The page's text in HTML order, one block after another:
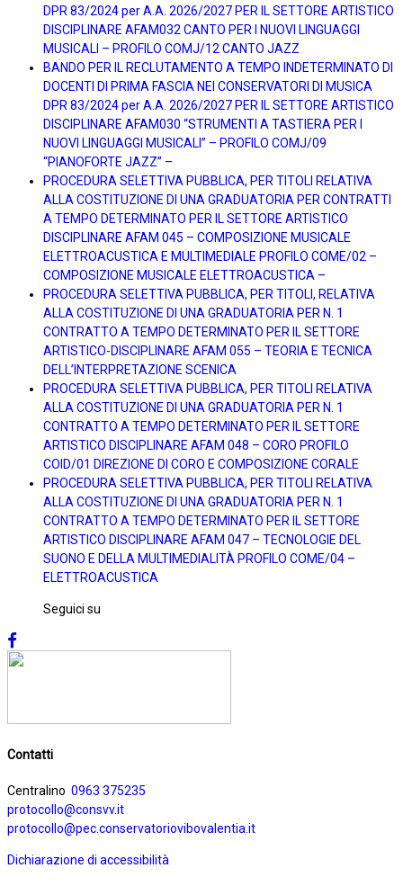
DPR 83/2024 per A.A. 2026/2027 PER IL SETTORE ARTISTICO
DISCIPLINARE AFAM032 CANTO PER I NUOVI LINGUAGGI
MUSICALI – PROFILO COMJ/12 CANTO JAZZ
BANDO PER IL RECLUTAMENTO A TEMPO INDETERMINATO DI
DOCENTI DI PRIMA FASCIA NEI CONSERVATORI DI MUSICA
DPR 83/2024 per A.A. 2026/2027 PER IL SETTORE ARTISTICO
DISCIPLINARE AFAM030 “STRUMENTI A TASTIERA PER I
NUOVI LINGUAGGI MUSICALI” – PROFILO COMJ/09
“PIANOFORTE JAZZ” –
PROCEDURA SELETTIVA PUBBLICA, PER TITOLI RELATIVA
ALLA COSTITUZIONE DI UNA GRADUATORIA PER CONTRATTI
A TEMPO DETERMINATO PER IL SETTORE ARTISTICO
DISCIPLINARE AFAM 045 – COMPOSIZIONE MUSICALE
ELETTROACUSTICA E MULTIMEDIALE PROFILO COME/02 –
COMPOSIZIONE MUSICALE ELETTROACUSTICA –
PROCEDURA SELETTIVA PUBBLICA, PER TITOLI, RELATIVA
ALLA COSTITUZIONE DI UNA GRADUATORIA PER N. 1
CONTRATTO A TEMPO DETERMINATO PER IL SETTORE
ARTISTICO-DISCIPLINARE AFAM 055 – TEORIA E TECNICA
DELL’INTERPRETAZIONE SCENICA
PROCEDURA SELETTIVA PUBBLICA, PER TITOLI RELATIVA
ALLA COSTITUZIONE DI UNA GRADUATORIA PER N. 1
CONTRATTO A TEMPO DETERMINATO PER IL SETTORE
ARTISTICO DISCIPLINARE AFAM 048 – CORO PROFILO
COID/01 DIREZIONE DI CORO E COMPOSIZIONE CORALE
PROCEDURA SELETTIVA PUBBLICA, PER TITOLI RELATIVA
ALLA COSTITUZIONE DI UNA GRADUATORIA PER N. 1
CONTRATTO A TEMPO DETERMINATO PER IL SETTORE
ARTISTICO DISCIPLINARE AFAM 047 – TECNOLOGIE DEL
SUONO E DELLA MULTIMEDIALITÀ PROFILO COME/04 –
ELETTROACUSTICA
Seguici su
Contatti
Centralino 0963 375235
protocollo@consvv.it
protocollo@pec.conservatoriovibovalentia.it
Dichiarazione di accessibilità